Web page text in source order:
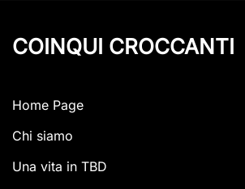
COINQUI CROCCANTI
Home Page
Chi siamo
Una vita in TBD